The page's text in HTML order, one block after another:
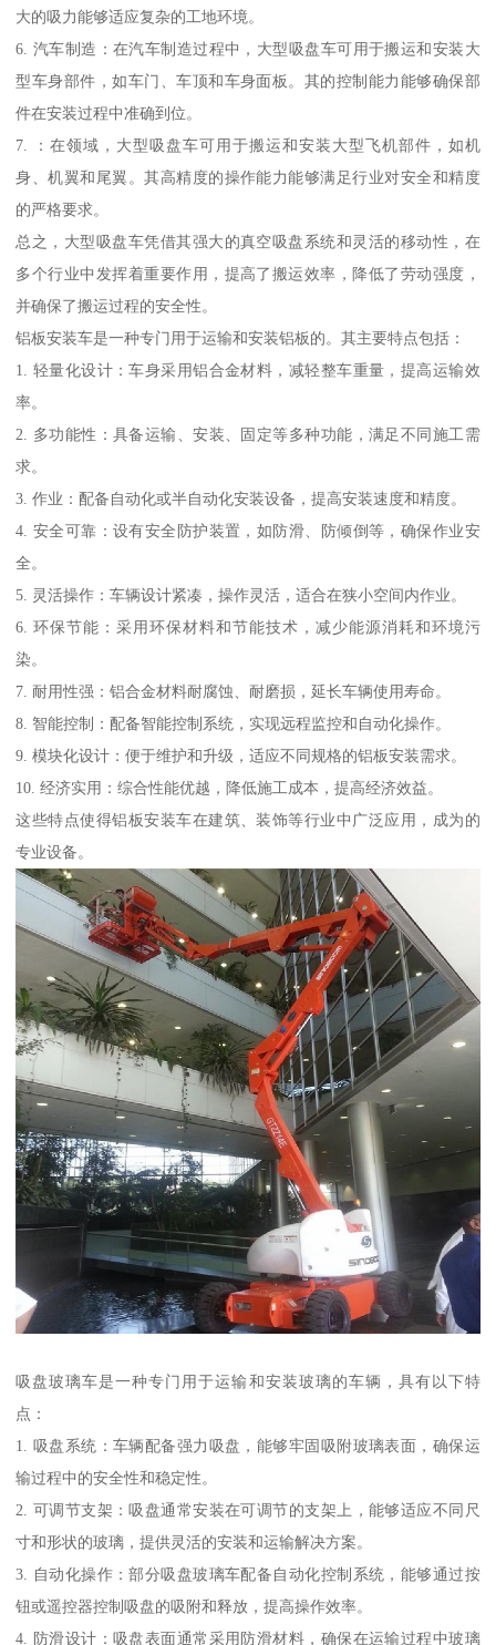
大的吸力能够适应复杂的工地环境。
6. 汽车制造：在汽车制造过程中，大型吸盘车可用于搬运和安装大
型车身部件，如车门、车顶和车身面板。其的控制能力能够确保部
件在安装过程中准确到位。
7. ：在领域，大型吸盘车可用于搬运和安装大型飞机部件，如机
身、机翼和尾翼。其高精度的操作能力能够满足行业对安全和精度
的严格要求。
总之，大型吸盘车凭借其强大的真空吸盘系统和灵活的移动性，在
多个行业中发挥着重要作用，提高了搬运效率，降低了劳动强度，
并确保了搬运过程的安全性。
铝板安装车是一种专门用于运输和安装铝板的。其主要特点包括：
1. 轻量化设计：车身采用铝合金材料，减轻整车重量，提高运输效
率。
2. 多功能性：具备运输、安装、固定等多种功能，满足不同施工需
求。
3. 作业：配备自动化或半自动化安装设备，提高安装速度和精度。
4. 安全可靠：设有安全防护装置，如防滑、防倾倒等，确保作业安
全。
5. 灵活操作：车辆设计紧凑，操作灵活，适合在狭小空间内作业。
6. 环保节能：采用环保材料和节能技术，减少能源消耗和环境污
染。
7. 耐用性强：铝合金材料耐腐蚀、耐磨损，延长车辆使用寿命。
8. 智能控制：配备智能控制系统，实现远程监控和自动化操作。
9. 模块化设计：便于维护和升级，适应不同规格的铝板安装需求。
10. 经济实用：综合性能优越，降低施工成本，提高经济效益。
这些特点使得铝板安装车在建筑、装饰等行业中广泛应用，成为的
专业设备。
吸盘玻璃车是一种专门用于运输和安装玻璃的车辆，具有以下特
点：
1. 吸盘系统：车辆配备强力吸盘，能够牢固吸附玻璃表面，确保运
输过程中的安全性和稳定性。
2. 可调节支架：吸盘通常安装在可调节的支架上，能够适应不同尺
寸和形状的玻璃，提供灵活的安装和运输解决方案。
3. 自动化操作：部分吸盘玻璃车配备自动化控制系统，能够通过按
钮或遥控器控制吸盘的吸附和释放，提高操作效率。
4. 防滑设计：吸盘表面通常采用防滑材料，确保在运输过程中玻璃